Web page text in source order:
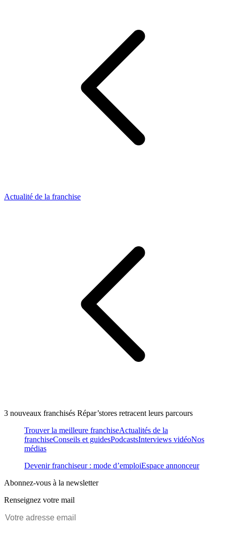
Actualité de la franchise
3 nouveaux franchisés Répar’stores retracent leurs parcours
Trouver la meilleure franchiseActualités de la
franchiseConseils et guidesPodcastsInterviews vidéoNos
médias
Devenir franchiseur : mode d’emploiEspace annonceur
Abonnez-vous à la newsletter
Renseignez votre mail